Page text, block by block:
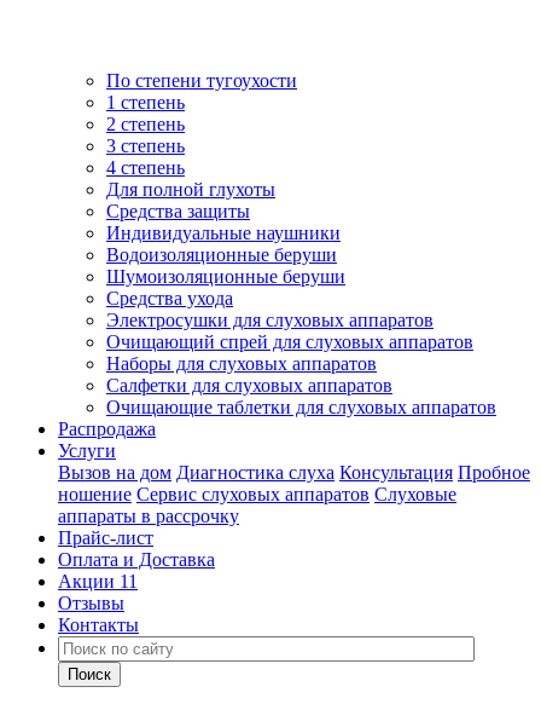
По степени тугоухости
1 степень
2 степень
3 степень
4 степень
Для полной глухоты
Средства защиты
Индивидуальные наушники
Водоизоляционные беруши
Шумоизоляционные беруши
Средства ухода
Электросушки для слуховых аппаратов
Очищающий спрей для слуховых аппаратов
Наборы для слуховых аппаратов
Салфетки для слуховых аппаратов
Очищающие таблетки для слуховых аппаратов
Распродажа
Услуги
Вызов на дом Диагностика слуха Консультация Пробное
ношение Сервис слуховых аппаратов Слуховые
аппараты в рассрочку
Прайс-лист
Оплата и Доставка
Акции 11
Отзывы
Контакты